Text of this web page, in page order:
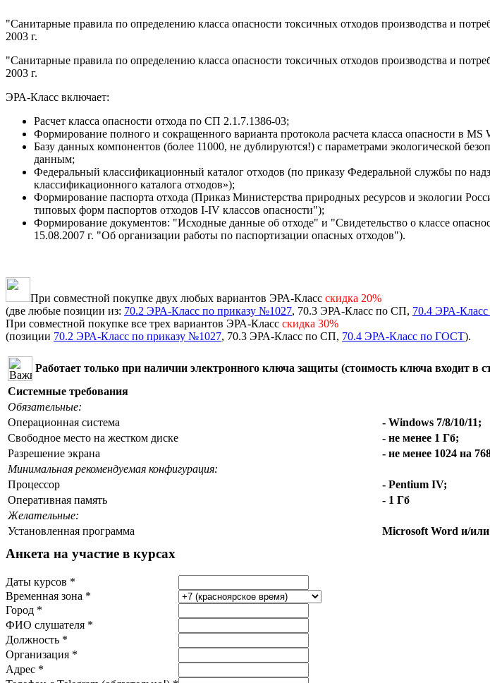
"Санитарные правила по определению класса опасности токсичных отходов производства и
2003 г.
"Санитарные правила по определению класса опасности токсичных отходов производства и
2003 г.
ЭРА-Класс включает:
Расчет класса опасности отхода по СП 2.1.7.1386-03;
Формирование полного и сокращенного варианта протокола расчета класса опасности в MS
Базу данных компонентов (более 11000, не дублируются!) с параметрами экологической
данным;
Федеральный классификационный каталог отходов (по приказу Федеральной службы по
классификационного каталога отходов»);
Формирование паспорта отхода (Приказ Министерства природных ресурсов и экологии
типовых форм паспортов отходов I-IV классов опасности");
Формирование документов: "Исходные данные об отходе" и "Свидетельство о классе
15.08.2007 г. "Об организации работы по паспортизации опасных отходов").
При совместной покупке двух любых вариантов ЭРА-Класс скидка 20%
(две любые позиции из: 70.2 ЭРА-Класс по приказу №1027, 70.3 ЭРА-Класс по СП, 70.4 ЭРА-
При совместной покупке все трех вариантов ЭРА-Класс скидка 30%
(позиции 70.2 ЭРА-Класс по приказу №1027, 70.3 ЭРА-Класс по СП, 70.4 ЭРА-Класс по ГОСТ).
Работает только при наличии электронного ключа защиты (стоимость ключа входит в
Системные требования
Обязательные:
Операционная система
- Windows 7/8/10/11;
Свободное место на жестком диске
- не менее 1 Гб;
Разрешение экрана
- не менее 1024 на
Минимальная рекомендуемая конфигурация:
Процессор
- Pentium IV;
Оперативная память
- 1 Гб
Желательные:
Установленная программа
Microsoft Word и/
Анкета на участие в курсах
Даты курсов *
Временная зона *
Город *
ФИО слушателя *
Должность *
Организация *
Адрес *